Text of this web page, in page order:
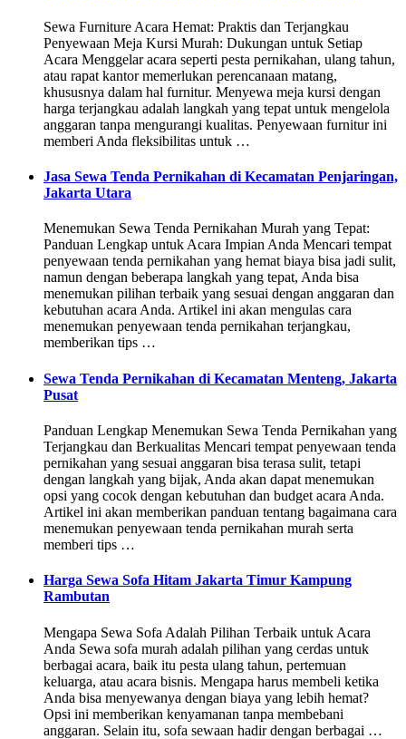
Sewa Furniture Acara Hemat: Praktis dan Terjangkau
Penyewaan Meja Kursi Murah: Dukungan untuk Setiap
Acara Menggelar acara seperti pesta pernikahan, ulang tahun,
atau rapat kantor memerlukan perencanaan matang,
khususnya dalam hal furnitur. Menyewa meja kursi dengan
harga terjangkau adalah langkah yang tepat untuk mengelola
anggaran tanpa mengurangi kualitas. Penyewaan furnitur ini
memberi Anda fleksibilitas untuk …
Jasa Sewa Tenda Pernikahan di Kecamatan Penjaringan,
Jakarta Utara
Menemukan Sewa Tenda Pernikahan Murah yang Tepat:
Panduan Lengkap untuk Acara Impian Anda Mencari tempat
penyewaan tenda pernikahan yang hemat biaya bisa jadi sulit,
namun dengan beberapa langkah yang tepat, Anda bisa
menemukan pilihan terbaik yang sesuai dengan anggaran dan
kebutuhan acara Anda. Artikel ini akan mengulas cara
menemukan penyewaan tenda pernikahan terjangkau,
memberikan tips …
Sewa Tenda Pernikahan di Kecamatan Menteng, Jakarta
Pusat
Panduan Lengkap Menemukan Sewa Tenda Pernikahan yang
Terjangkau dan Berkualitas Mencari tempat penyewaan tenda
pernikahan yang sesuai anggaran bisa terasa sulit, tetapi
dengan langkah yang bijak, Anda akan dapat menemukan
opsi yang cocok dengan kebutuhan dan budget acara Anda.
Artikel ini akan memberikan panduan tentang bagaimana cara
menemukan penyewaan tenda pernikahan murah serta
memberi tips …
Harga Sewa Sofa Hitam Jakarta Timur Kampung
Rambutan
Mengapa Sewa Sofa Adalah Pilihan Terbaik untuk Acara
Anda Sewa sofa murah adalah pilihan yang cerdas untuk
berbagai acara, baik itu pesta ulang tahun, pertemuan
keluarga, atau acara bisnis. Mengapa harus membeli ketika
Anda bisa menyewanya dengan biaya yang lebih hemat?
Opsi ini memberikan kenyamanan tanpa membebani
anggaran. Selain itu, sofa sewaan hadir dengan berbagai …